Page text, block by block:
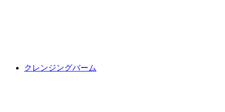
クレンジングバーム